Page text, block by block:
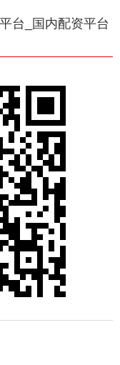
台_国内配资平台